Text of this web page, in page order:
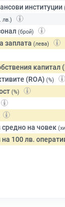
институции
лв.)
(брой)
заплата (лева)
капитал
(ROA) (%)
(%)
на човек
100 лв.